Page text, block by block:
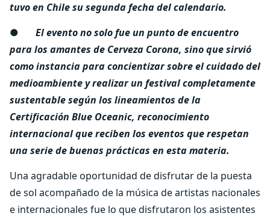
tuvo en Chile su segunda fecha del calendario.
●
El evento no solo fue un punto de encuentro
para los amantes de Cerveza Corona, sino que sirvió
como instancia para concientizar sobre el cuidado del
medioambiente y realizar un festival completamente
sustentable según los lineamientos de la
Certificación Blue Oceanic, reconocimiento
internacional que reciben los eventos que respetan
una serie de buenas prácticas en esta materia.
Una agradable oportunidad de disfrutar de la puesta
de sol acompañado de la música de artistas nacionales
e internacionales fue lo que disfrutaron los asistentes